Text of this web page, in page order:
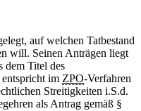
auf welchen Tatbestand
will. Seinen Anträgen liegt
dem Titel des
im ZPO-Verfahren
Streitigkeiten i.S.d.
als Antrag gemäß §